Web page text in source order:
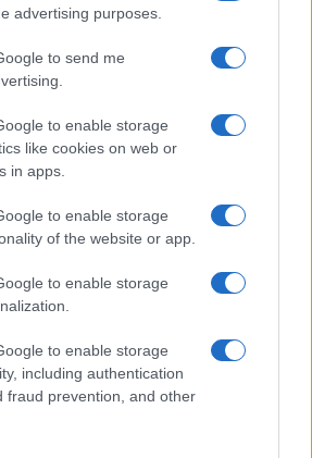
advertising purposes.
to send me
to enable storage
like cookies on web or
in apps.
to enable storage
of the website or app.
to enable storage
to enable storage
including authentication
fraud prevention, and other
επίσης στην απόφαση
τότε είχε προβληθεί το επιχείρημα
για τέταρτη δημόσια Νομική
εκπαιδευτικούς, υποστηρίζοντας
εκπαίδευσης αποτελεί
της Ελληνικής Αριστερής